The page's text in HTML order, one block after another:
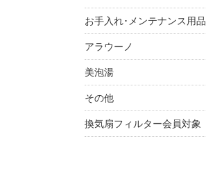
お手入れ･メンテナンス用品
アラウーノ
美泡湯
その他
換気扇フィルター会員対象